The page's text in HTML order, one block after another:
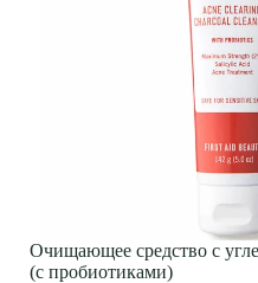
Очищающее средство с
(с пробиотиками)